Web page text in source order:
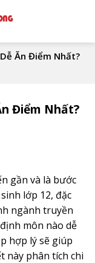
Ăn Điểm Nhất?
Điểm Nhất?
gần và là bước
lớp 12, đặc
ngành truyền
môn nào dễ
hợp lý sẽ giúp
này phân tích chi